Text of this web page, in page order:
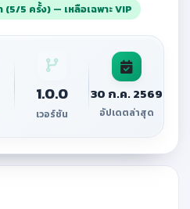
(5/5 ครั้ง) — เหลือเฉพาะ VIP
1.0.0
เวอร์ชัน
30 ก.ค. 2569
อัปเดตล่าสุด